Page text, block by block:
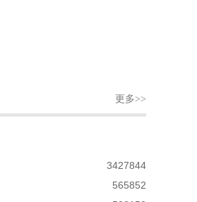
更多>>
3427844
565852